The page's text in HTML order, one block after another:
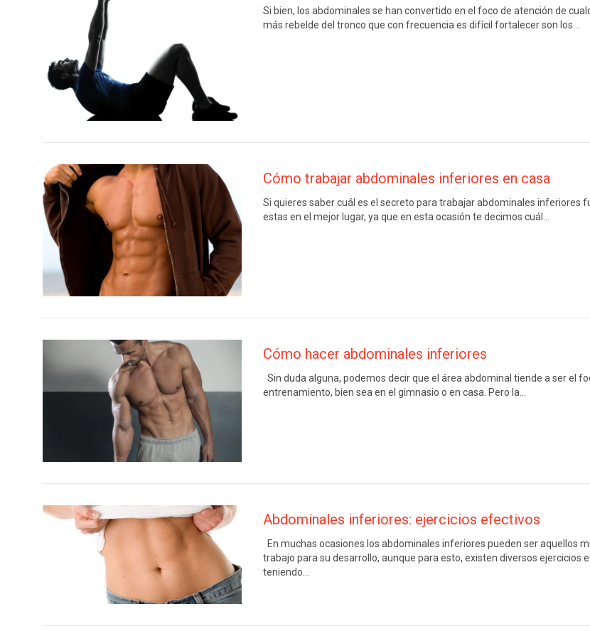
Si bien, los abdominales se han convertido en el foco de atención de
más rebelde del tronco que con frecuencia es difícil fortalecer son los…
Cómo trabajar abdominales inferiores en casa
Si quieres saber cuál es el secreto para trabajar abdominales inferiores
estas en el mejor lugar, ya que en esta ocasión te decimos cuál…
Cómo hacer abdominales inferiores
Sin duda alguna, podemos decir que el área abdominal tiende a ser el
entrenamiento, bien sea en el gimnasio o en casa. Pero la…
Abdominales inferiores: ejercicios efectivos
En muchas ocasiones los abdominales inferiores pueden ser aquellos
trabajo para su desarrollo, aunque para esto, existen diversos ejercicios
teniendo…